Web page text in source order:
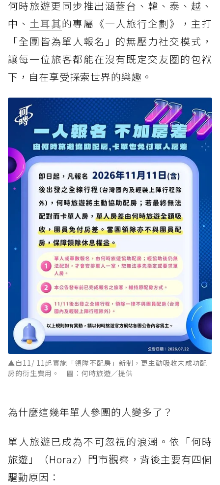
何時旅遊更同步推出涵蓋台、韓、泰、越、
中、 土耳其的專屬《一人旅行企劃》，主打
「全團皆為單人報名」的無壓力社交模式，
讓每一位旅客都能在沒有既定交友圈的包袱
下，自在享受探索世界的樂趣。
▲自11/ 11起實施「領隊不配房」新制，更主動吸收未成功配
房的衍生費用。 圖：何時旅遊／提供
為什麼這幾年單人參團的人變多了？
單人旅遊已成為不可忽視的浪潮。依「何時
旅遊」（Horaz）門市觀察，背後主要有四個
驅動原因：